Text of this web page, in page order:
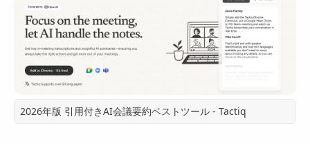
2026年版 引用付きAI会議要約ベストツール - Tactiq